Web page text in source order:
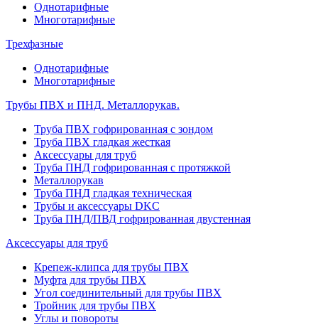
Однотарифные
Многотарифные
Трехфазные
Однотарифные
Многотарифные
Трубы ПВХ и ПНД. Металлорукав.
Труба ПВХ гофрированная с зондом
Труба ПВХ гладкая жесткая
Аксессуары для труб
Труба ПНД гофрированная с протяжкой
Металлорукав
Труба ПНД гладкая техническая
Трубы и аксессуары DKC
Труба ПНД/ПВД гофрированная двустенная
Аксессуары для труб
Крепеж-клипса для трубы ПВХ
Муфта для трубы ПВХ
Угол соединительный для трубы ПВХ
Тройник для трубы ПВХ
Углы и повороты